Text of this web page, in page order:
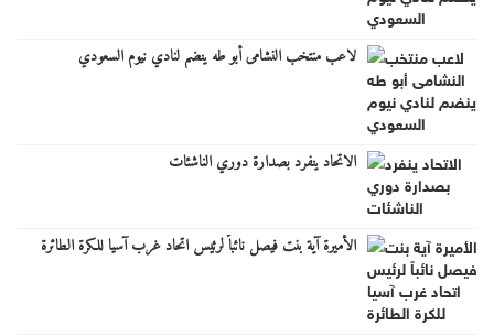
لاعب منتخب النشامى أبو طه ينضم لنادي نيوم السعودي
الاتحاد ينفرد بصدارة دوري الناشئات
الأميرة آية بنت فيصل نائباً لرئيس اتحاد غرب آسيا للكرة الطائرة